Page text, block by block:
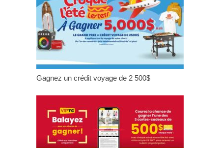
Gagnez un crédit voyage de 2 500$